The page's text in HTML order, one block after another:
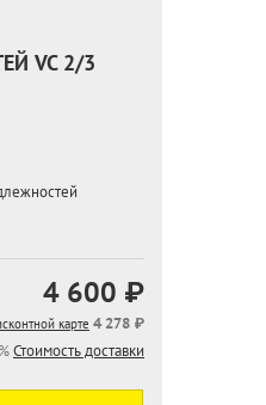
VC 2/3
4 600 ₽
карте 4 278 ₽
Стоимость доставки